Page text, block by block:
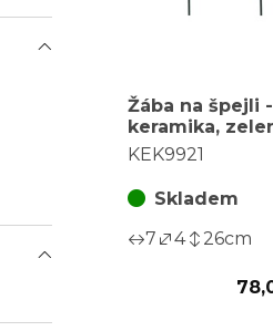
Žába na špejli -
keramika,
mix 2 druhů,
KEK9921
Skladem
7
4 26cm